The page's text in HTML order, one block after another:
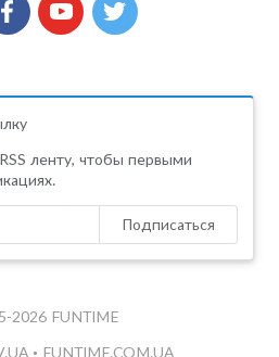
ленту, чтобы первыми
Подписаться
2026 FUNTIME
• FUNTIME.COM.UA